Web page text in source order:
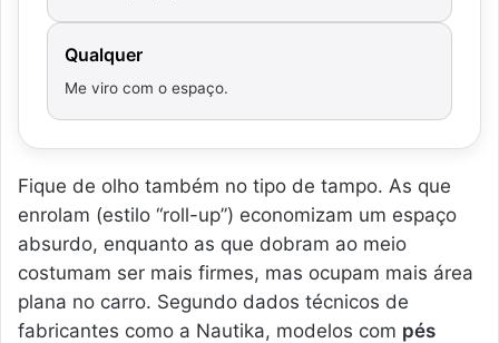
Qualquer
Me viro com o espaço.
Fique de olho também no tipo de tampo. As que
enrolam (estilo “roll-up”) economizam um espaço
absurdo, enquanto as que dobram ao meio
costumam ser mais firmes, mas ocupam mais área
plana no carro. Segundo dados técnicos de
fabricantes como a Nautika, modelos com pés